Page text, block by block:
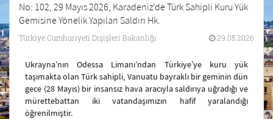
No: 102, 29 Mayıs 2026, Karadeniz’de Türk Sahipli Kuru Yük
Gemisine Yönelik Yapılan Saldırı Hk.
Türkiye Cumhuriyeti Dışişleri Bakanlığı 29.05.2026
Ukrayna’nın Odessa Limanı’ndan Türkiye’ye kuru yük
taşımakta olan Türk sahipli, Vanuatu bayraklı bir geminin dün
gece (28 Mayıs) bir insansız hava aracıyla saldırıya uğradığı ve
mürettebattan iki vatandaşımızın hafif yaralandığı
öğrenilmiştir.